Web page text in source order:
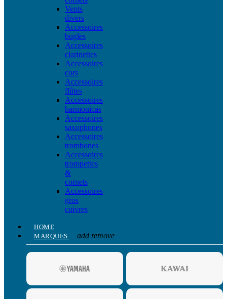
Vents
divers
Accessoires
bugles
Accessoires
clarinettes
Accessoires
cors
Accessoires
flûtes
Accessoires
harmonicas
Accessoires
saxophones
Accessoires
trombones
Accessoires
trompettes
&
cornets
Accessoires
gros
cuivres
HOME
MARQUES
add remove